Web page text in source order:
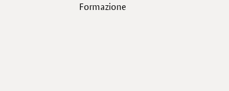
Formazione